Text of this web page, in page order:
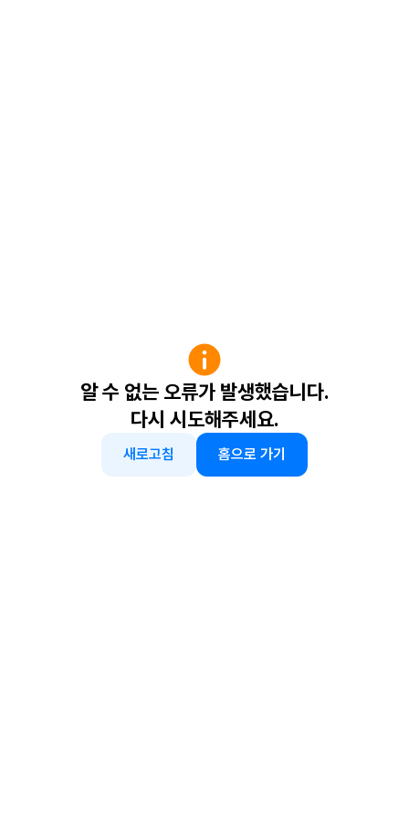
알 수 없는 오류가 발생했습니다.
다시 시도해주세요.
새로고침 홈으로 가기